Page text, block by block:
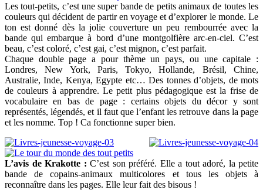
Les tout-petits, c’est une super bande de petits animaux de toutes les
couleurs qui décident de partir en voyage et d’explorer le monde. Le
ton est donné dès la jolie couverture un peu rembourrée avec la
bande qui embarque à bord d’une montgolfière arc-en-ciel. C’est
beau, c’est coloré, c’est gai, c’est mignon, c’est parfait.
Chaque double page a pour thème un pays, ou une capitale :
Londres, New York, Paris, Tokyo, Hollande, Brésil, Chine,
Australie, Inde, Kenya, Egypte etc… Des tonnes d’objets, de mots
de couleurs à apprendre. Le petit plus pédagogique est la frise de
vocabulaire en bas de page : certains objets du décor y sont
représentés, légendés, et il faut que l’enfant les retrouve dans la page
et les nomme. Top ! Ca fonctionne super bien.
L’avis de Krakotte : C’est son préféré. Elle a tout adoré, la petite
bande de copains-animaux multicolores et tous les objets à
reconnaître dans les pages. Elle leur fait des bisous !